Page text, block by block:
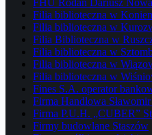
FHU Rodan Dariusz
Filia biblioteczna w
Filia biblioteczna w
Filia Biblioteczna w
Filia biblioteczna w
Filia biblioteczna w
Filia biblioteczna w
Fines S.A. operator
Firma Handlowa
Firma P.U.H. „CUBER”
Firmy budowlane Staszów